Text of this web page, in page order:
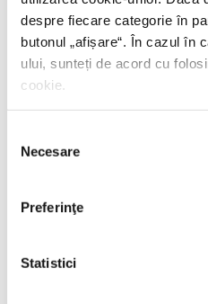
despre fiecare categorie în
butonul „ afișare“. În cazul în
ului, sunteți de acord cu
cookie.
consimțământului
Necesare
Preferinţe
StatisticiYascha Mounk,